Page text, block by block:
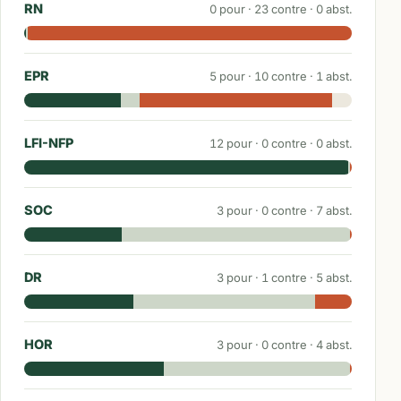
RN 0 pour · 23contre · 0abst.
EPR 5 pour · 10contre · 1 abst.
LFI-NFP 12 pour · 0contre · 0abst.
SOC 3 pour · 0contre · 7abst.
DR 3 pour · 1 contre · 5abst.
HOR 3 pour · 0contre · 4abst.